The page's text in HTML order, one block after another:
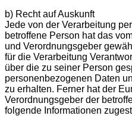
b) Recht auf Auskunft
Jede von der Verarbeitung
betroffene Person hat das
und Verordnungsgeber
für die Verarbeitung
über die zu seiner Person
personenbezogenen Daten
zu erhalten. Ferner hat der
Verordnungsgeber der
folgende Informationen